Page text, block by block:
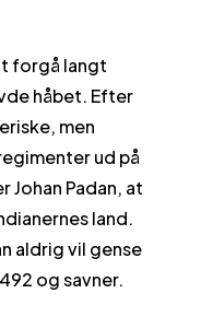
forgå langt
håbet. Efter
men
ud på
Johan Padan, at
land.
aldrig vil gense
og savner.